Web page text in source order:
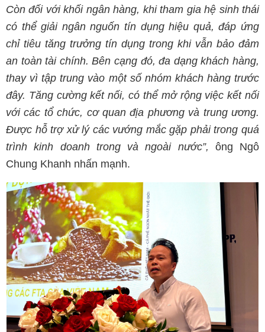
Còn đối với khối ngân hàng, khi tham gia hệ sinh thái
có thể giải ngân nguốn tín dụng hiệu quả, đáp ứng
chỉ tiêu tăng trưởng tín dụng trong khi vẫn bảo đảm
an toàn tài chính. Bên cạng đó, đa dạng khách hàng,
thay vì tập trung vào một số nhóm khách hàng trước
đây. Tăng cường kết nối, có thể mở rộng việc kết nối
với các tổ chức, cơ quan địa phương và trung ương.
Được hỗ trợ xử lý các vướng mắc gặp phải trong quá
trình kinh doanh trong và ngoài nước”, ông Ngô
Chung Khanh nhấn mạnh.